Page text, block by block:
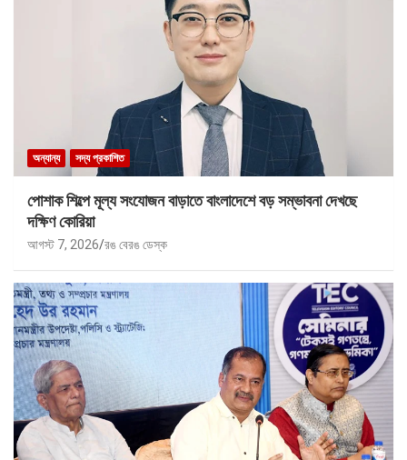
অন্যান্য সদ্য প্রকাশিত
পোশাক শিল্পে মূল্য সংযোজন বাড়াতে বাংলাদেশে বড় সম্ভাবনা দেখছে
দক্ষিণ কোরিয়া
আগস্ট 7, 2026 রঙ বেরঙ ডেস্ক